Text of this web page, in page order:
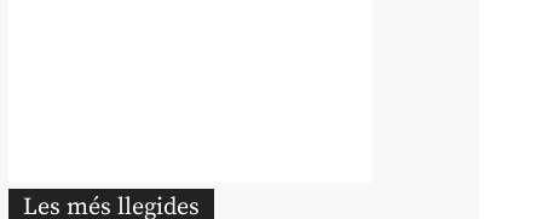
Les més llegides